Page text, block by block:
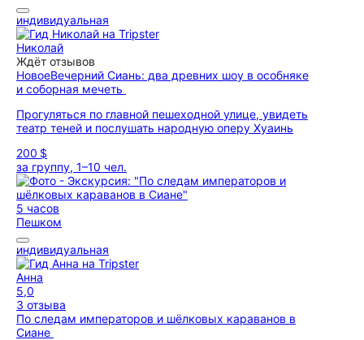
индивидуальная
Николай
Ждёт отзывов
НовоеВечерний Сиань: два древних шоу в особняке
и соборная мечеть
Прогуляться по главной пешеходной улице, увидеть
театр теней и послушать народную оперу Хуаинь
200 $
за группу, 1–10 чел.
5 часов
Пешком
индивидуальная
Анна
5,0
3 отзыва
По следам императоров и шёлковых караванов в
Сиане